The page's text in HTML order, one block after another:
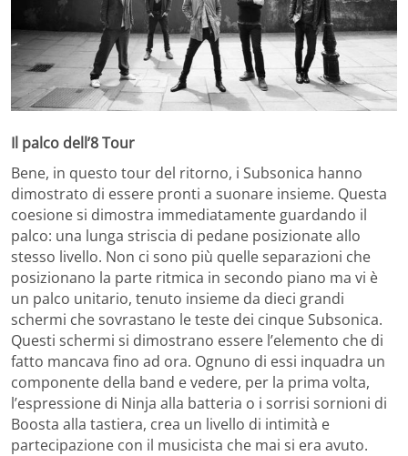
Il palco dell’8 Tour
Bene, in questo tour del ritorno, i Subsonica hanno
dimostrato di essere pronti a suonare insieme. Questa
coesione si dimostra immediatamente guardando il
palco: una lunga striscia di pedane posizionate allo
stesso livello. Non ci sono più quelle separazioni che
posizionano la parte ritmica in secondo piano ma vi è
un palco unitario, tenuto insieme da dieci grandi
schermi che sovrastano le teste dei cinque Subsonica.
Questi schermi si dimostrano essere l’elemento che di
fatto mancava fino ad ora. Ognuno di essi inquadra un
componente della band e vedere, per la prima volta,
l’espressione di Ninja alla batteria o i sorrisi sornioni di
Boosta alla tastiera, crea un livello di intimità e
partecipazione con il musicista che mai si era avuto.